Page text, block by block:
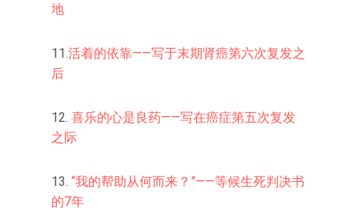
地
11.活着的依靠——写于末期肾癌第六次复发之
后
12. 喜乐的心是良药——写在癌症第五次复发
之际
13. “我的帮助从何而来？”——等候生死判决书
的7年